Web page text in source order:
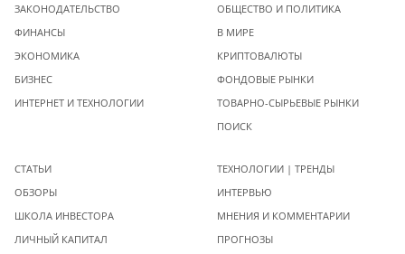
ЗАКОНОДАТЕЛЬСТВО
ФИНАНСЫ
ЭКОНОМИКА
БИЗНЕС
ИНТЕРНЕТ И ТЕХНОЛОГИИ
ОБЩЕСТВО И ПОЛИТИКА
В МИРЕ
КРИПТОВАЛЮТЫ
ФОНДОВЫЕ РЫНКИ
ТОВАРНО-СЫРЬЕВЫЕ РЫНКИ
ПОИСК
СТАТЬИ
ОБЗОРЫ
ШКОЛА ИНВЕСТОРА
ЛИЧНЫЙ КАПИТАЛ
ТЕХНОЛОГИИ | ТРЕНДЫ
ИНТЕРВЬЮ
МНЕНИЯ И КОММЕНТАРИИ
ПРОГНОЗЫ